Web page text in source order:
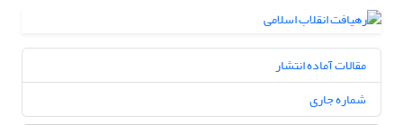
مقالات آماده انتشار
شماره جاری